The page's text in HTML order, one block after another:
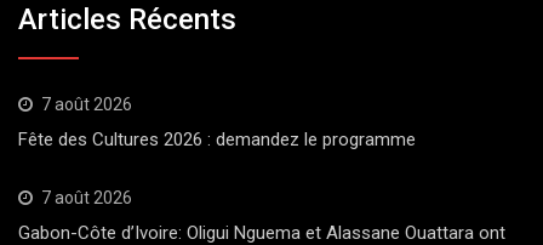
Articles Récents
7 août 2026
Fête des Cultures 2026 : demandez le programme
7 août 2026
Gabon-Côte d’Ivoire: Oligui Nguema et Alassane Ouattara ont